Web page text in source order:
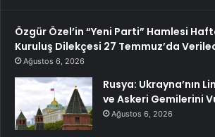
Özgür Özel’in “Yeni Parti” Hamlesi
Kuruluş Dilekçesi 27 Temmuz’da
Ağustos 6, 2026
Rusya: Ukrayna’nın
ve Askeri Gemilerini
Ağustos 6, 2026